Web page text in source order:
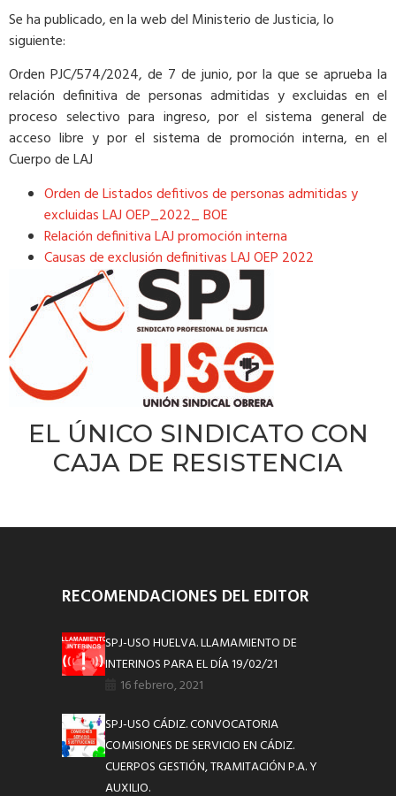
Se ha publicado, en la web del Ministerio de Justicia, lo
siguiente:
Orden PJC/574/2024, de 7 de junio, por la que se aprueba la
relación definitiva de personas admitidas y excluidas en el
proceso selectivo para ingreso, por el sistema general de
acceso libre y por el sistema de promoción interna, en el
Cuerpo de LAJ
Orden de Listados defitivos de personas admitidas y
excluidas LAJ OEP_2022_ BOE
Relación definitiva LAJ promoción interna
Causas de exclusión definitivas LAJ OEP 2022
EL ÚNICO SINDICATO CON
CAJA DE RESISTENCIA
RECOMENDACIONES DEL EDITOR
SPJ-USO HUELVA. LLAMAMIENTO DE
INTERINOS PARA EL DÍA 19/02/21
16 febrero, 2021
SPJ-USO CÁDIZ. CONVOCATORIA
COMISIONES DE SERVICIO EN CÁDIZ.
CUERPOS GESTIÓN, TRAMITACIÓN P.A. Y
AUXILIO.